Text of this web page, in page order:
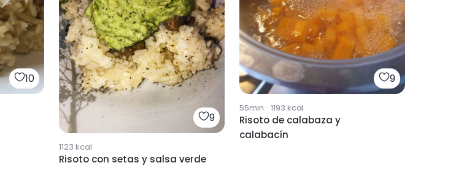
10
9
1123 kcal
Risoto con setas y salsa verde
9
55min · 1193 kcal
Risoto de calabaza y
calabacín